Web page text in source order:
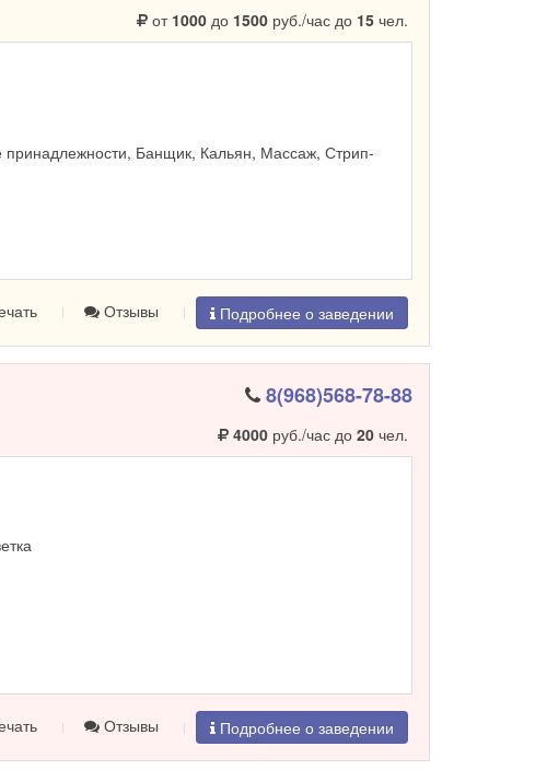
от 1000до 1500руб./час до 15чел.
Банщик, Кальян, Массаж, Стрип-
Отзывы Подробнее о заведении
8(968)568-78-88
4000руб./час до 20чел.
Отзывы Подробнее о заведении